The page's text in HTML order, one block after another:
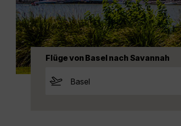
Flüge von Basel nach Savannah